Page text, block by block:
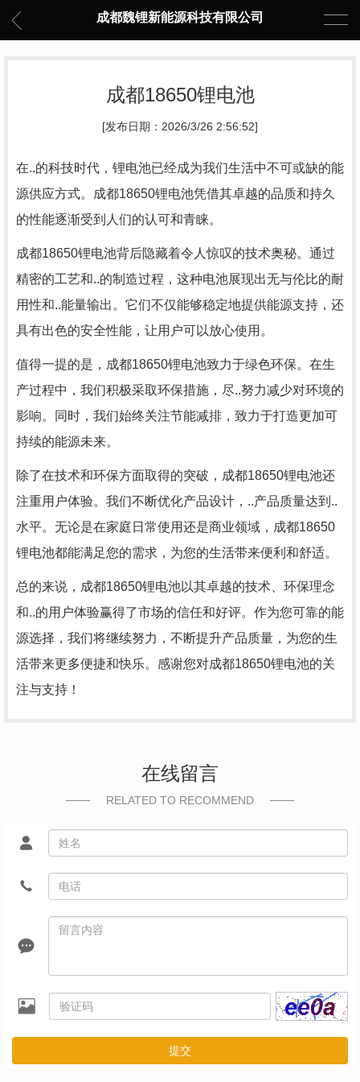
成都魏锂新能源科技有限公司
成都18650锂电池
[发布日期：2026/3/26 2:56:52]
在..的科技时代，锂电池已经成为我们生活中不可或缺的能
源供应方式。成都18650锂电池凭借其卓越的品质和持久
的性能逐渐受到人们的认可和青睐。
成都18650锂电池背后隐藏着令人惊叹的技术奥秘。通过
精密的工艺和..的制造过程，这种电池展现出无与伦比的耐
用性和..能量输出。它们不仅能够稳定地提供能源支持，还
具有出色的安全性能，让用户可以放心使用。
值得一提的是，成都18650锂电池致力于绿色环保。在生
产过程中，我们积极采取环保措施，尽..努力减少对环境的
影响。同时，我们始终关注节能减排，致力于打造更加可
持续的能源未来。
除了在技术和环保方面取得的突破，成都18650锂电池还
注重用户体验。我们不断优化产品设计，..产品质量达到..
水平。无论是在家庭日常使用还是商业领域，成都18650
锂电池都能满足您的需求，为您的生活带来便利和舒适。
总的来说，成都18650锂电池以其卓越的技术、环保理念
和..的用户体验赢得了市场的信任和好评。作为您可靠的能
源选择，我们将继续努力，不断提升产品质量，为您的生
活带来更多便捷和快乐。感谢您对成都18650锂电池的关
注与支持！
在线留言
RELATED TO RECOMMEND
提交